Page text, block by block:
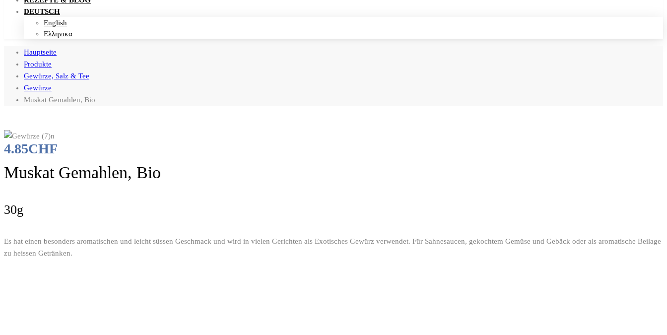
DEUTSCH
English
Ελληνικα
Hauptseite
Produkte
Gewürze, Salz & Tee
Gewürze
Muskat Gemahlen, Bio
4.85CHF
Muskat Gemahlen, Bio
30g
Es hat einen besonders aromatischen und leicht süssen Geschmack und wird in vielen Gerichten als Exotisches Gewürz verwendet. Für Sahnesaucen, gekochtem Gemüse und Gebäck oder als aromatische Beilage
zu heissen Getränken.